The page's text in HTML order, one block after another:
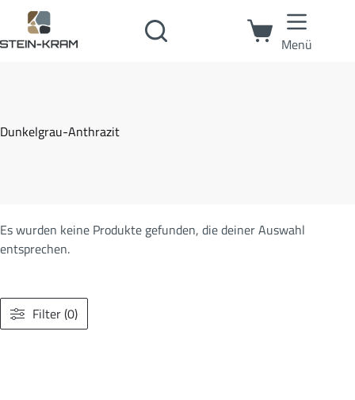
Menü
Dunkelgrau-Anthrazit
Es wurden keine Produkte gefunden, die deiner Auswahl
entsprechen.
Filter (0)